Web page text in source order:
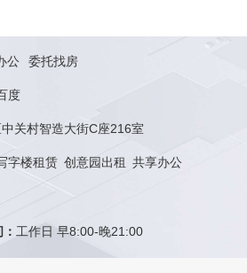
公 委托找房
度
关村智造大街C座216室
字楼租赁 创意园出租 共享办公
工作日 早8:00-晚21:00